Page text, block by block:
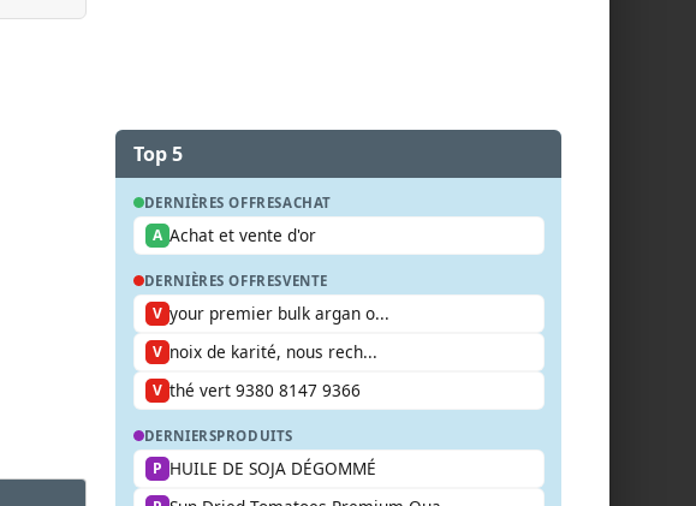
Top 5
DERNIÈRES OFFRESACHAT
A Achat et vente d'or
DERNIÈRES OFFRESVENTE
V your premier bulk argan o...
V noix de karité, nous rech...
V thé vert 9380 8147 9366
DERNIERSPRODUITS
P HUILE DE SOJA DÉGOMMÉ